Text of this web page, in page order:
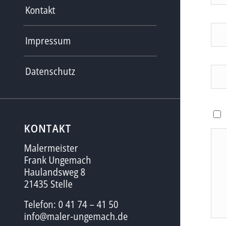
Kontakt
Impressum
Datenschutz
KONTAKT
Malermeister
Frank Ungemach
Haulandsweg 8
21435 Stelle
Telefon: 0 41 74 – 41 50
info@maler-ungemach.de